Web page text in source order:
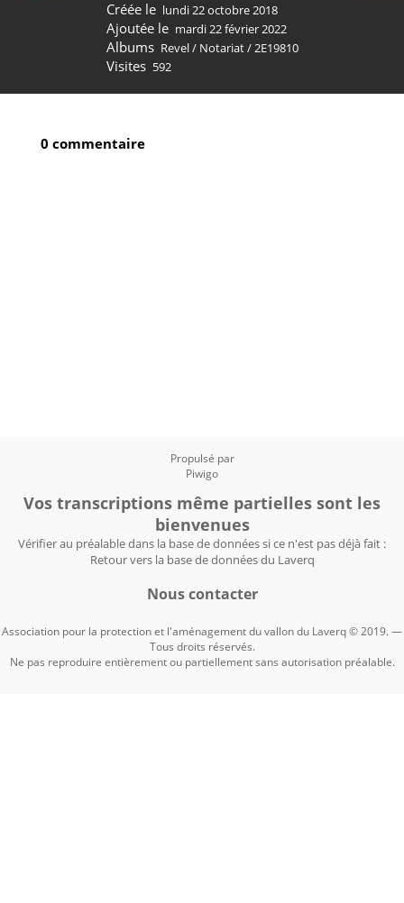
Créée le lundi 22 octobre 2018
Ajoutée le mardi 22 février 2022
Albums Revel/ Notariat/2E19810
Visites 592
0 commentaire
Propulsé par
Piwigo
Vos transcriptions même partielles sont les
bienvenues
Vérifier au préalable dans la base de données si ce n'est pas déjà fait :
Retour vers la base de données du Laverq
Nous contacter
Association pour la protection et l'aménagement du vallon du Laverq © 2019. —
Tous droits réservés.
Ne pas reproduire entièrement ou partiellement sans autorisation préalable.